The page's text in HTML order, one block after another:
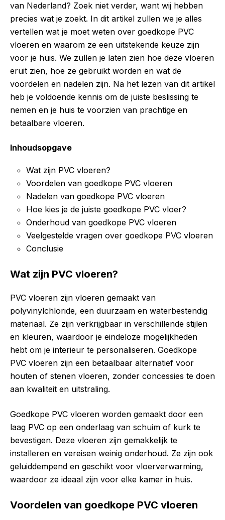
van Nederland? Zoek niet verder, want wij hebben
precies wat je zoekt. In dit artikel zullen we je alles
vertellen wat je moet weten over goedkope PVC
vloeren en waarom ze een uitstekende keuze zijn
voor je huis. We zullen je laten zien hoe deze vloeren
eruit zien, hoe ze gebruikt worden en wat de
voordelen en nadelen zijn. Na het lezen van dit artikel
heb je voldoende kennis om de juiste beslissing te
nemen en je huis te voorzien van prachtige en
betaalbare vloeren.
Inhoudsopgave
Wat zijn PVC vloeren?
Voordelen van goedkope PVC vloeren
Nadelen van goedkope PVC vloeren
Hoe kies je de juiste goedkope PVC vloer?
Onderhoud van goedkope PVC vloeren
Veelgestelde vragen over goedkope PVC vloeren
Conclusie
Wat zijn PVC vloeren?
PVC vloeren zijn vloeren gemaakt van
polyvinylchloride, een duurzaam en waterbestendig
materiaal. Ze zijn verkrijgbaar in verschillende stijlen
en kleuren, waardoor je eindeloze mogelijkheden
hebt om je interieur te personaliseren. Goedkope
PVC vloeren zijn een betaalbaar alternatief voor
houten of stenen vloeren, zonder concessies te doen
aan kwaliteit en uitstraling.
Goedkope PVC vloeren worden gemaakt door een
laag PVC op een onderlaag van schuim of kurk te
bevestigen. Deze vloeren zijn gemakkelijk te
installeren en vereisen weinig onderhoud. Ze zijn ook
geluiddempend en geschikt voor vloerverwarming,
waardoor ze ideaal zijn voor elke kamer in huis.
Voordelen van goedkope PVC vloeren